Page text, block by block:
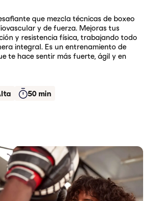
que mezcla técnicas de boxeo
y de fuerza. Mejoras tus
y resistencia física, trabajando todo
integral. Es un entrenamiento de
te hace sentir más fuerte, ágil y en
50 min